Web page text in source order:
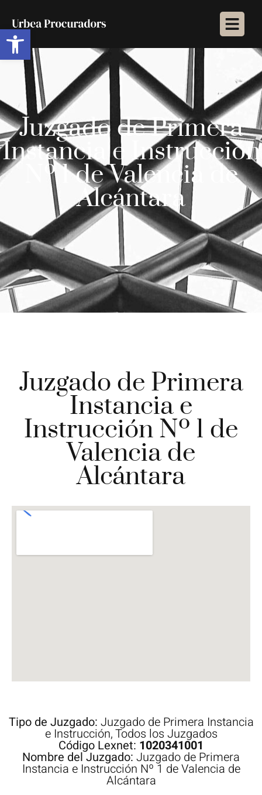
Abrir barra de herramientas
Juzgado de Primera
Instancia e Instrucción
Nº 1 de Valencia de
Alcántara
Juzgado de Primera
Instancia e
Instrucción Nº 1 de
Valencia de
Alcántara
Tipo de Juzgado: Juzgado de Primera Instancia
e Instrucción,Todos los Juzgados
Código Lexnet: 1020341001
Nombre del Juzgado: Juzgado de Primera
Instancia e Instrucción Nº 1 de Valencia de
Alcántara